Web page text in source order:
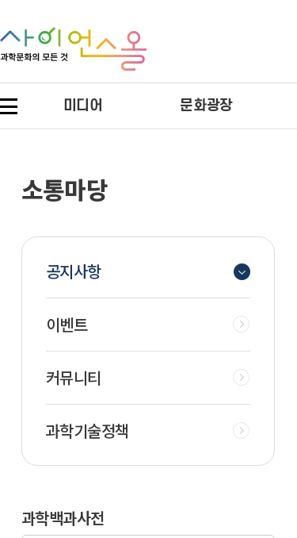
미디어 문화광장
소통마당
공지사항
이벤트
커뮤니티
과학기술정책
과학백과사전